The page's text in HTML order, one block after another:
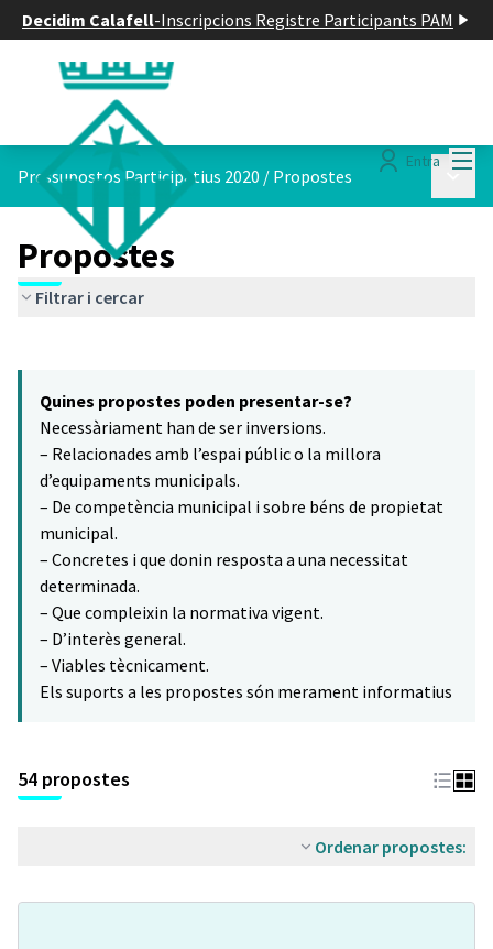
Decidim Calafell-Inscripcions Registre Participants PAM
Entra
Pressupostos Participatius 2020 / Propostes
Propostes
Filtrar i cercar
−
Quines propostes poden presentar-se?
Necessàriament han de ser inversions.
– Relacionades amb l’espai públic o la millora
d’equipaments municipals.
– De competència municipal i sobre béns de propietat
municipal.
– Concretes i que donin resposta a una necessitat
determinada.
– Que compleixin la normativa vigent.
– D’interès general.
– Viables tècnicament.
Els suports a les propostes són merament informatius
54 propostes
Ordenar propostes: